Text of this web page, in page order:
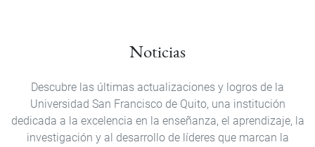
Noticias
Descubre las últimas actualizaciones y logros de la
Universidad San Francisco de Quito, una institución
dedicada a la excelencia en la enseñanza, el aprendizaje, la
investigación y al desarrollo de líderes que marcan la